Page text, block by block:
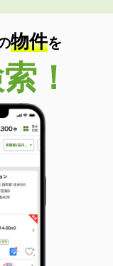
物件を
！